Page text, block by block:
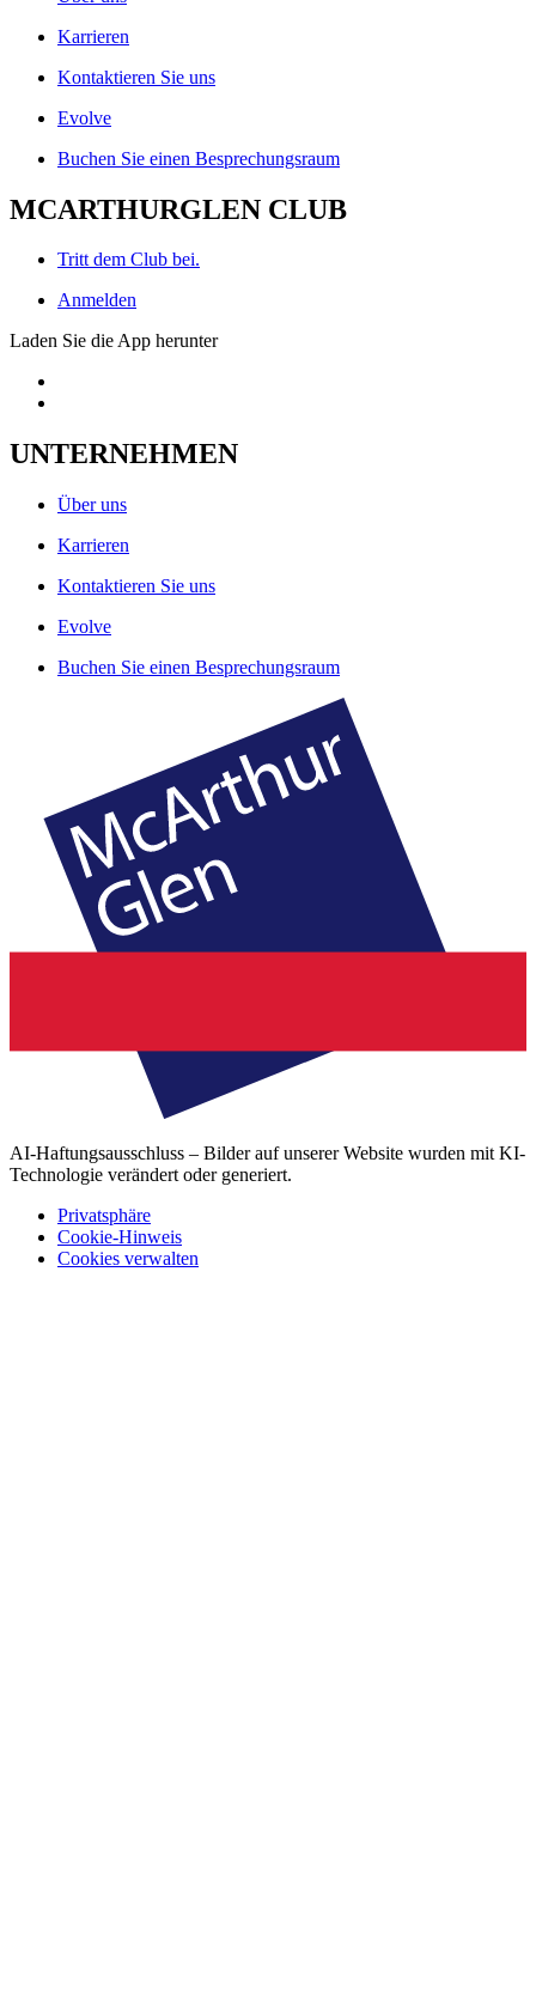
Karrieren
Kontaktieren Sie uns
Evolve
Buchen Sie einen Besprechungsraum
MCARTHURGLEN CLUB
Tritt dem Club bei.
Anmelden
Laden Sie die App herunter
UNTERNEHMEN
Über uns
Karrieren
Kontaktieren Sie uns
Evolve
Buchen Sie einen Besprechungsraum
AI-Haftungsausschluss – Bilder auf unserer Website wurden mit KI-
Technologie verändert oder generiert.
Privatsphäre
Cookie-Hinweis
Cookies verwalten